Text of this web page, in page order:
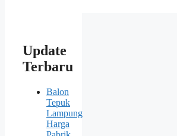
Update
Terbaru
Balon
Tepuk
Lampung
Harga